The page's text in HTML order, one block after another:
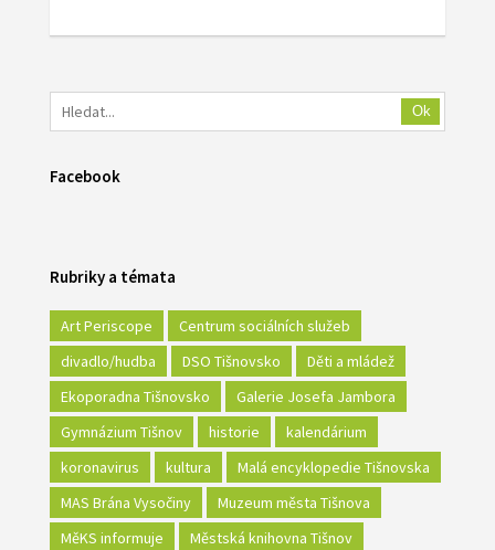
Ok
Facebook
Rubriky a témata
Art Periscope
Centrum sociálních služeb
divadlo/hudba
DSO Tišnovsko
Děti a mládež
Ekoporadna Tišnovsko
Galerie Josefa Jambora
Gymnázium Tišnov
historie
kalendárium
koronavirus
kultura
Malá encyklopedie Tišnovska
MAS Brána Vysočiny
Muzeum města Tišnova
MěKS informuje
Městská knihovna Tišnov